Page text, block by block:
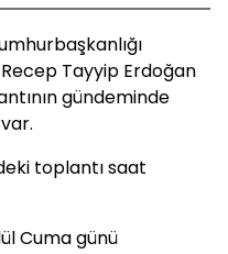
Tayyip Erdoğan
gündeminde
toplantı saat
Cuma günü